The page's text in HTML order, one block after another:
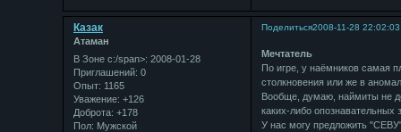
Поделиться2008-11-28 22:02:03
Казак
Атаман
В Зоне с:/span>: 2008-01-28
Приглашений: 0
Опыт: 1165
Уважение: +126
Доброта: +178
Пол: Мужской
Мечтатель
По игре, у наёмников самая
столкновения или же в
Вообще, думаю, наймиты не
каких-либо опознавательных
У нас могу предложить